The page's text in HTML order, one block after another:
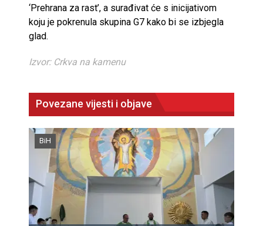
‘Prehrana za rast’, a surađivat će s inicijativom
koju je pokrenula skupina G7 kako bi se izbjegla
glad.
Izvor: Crkva na kamenu
Povezane vijesti i objave
BiH